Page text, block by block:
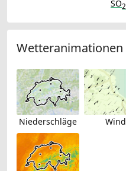
SO2
Wetteranimationen
Niederschläge Wind